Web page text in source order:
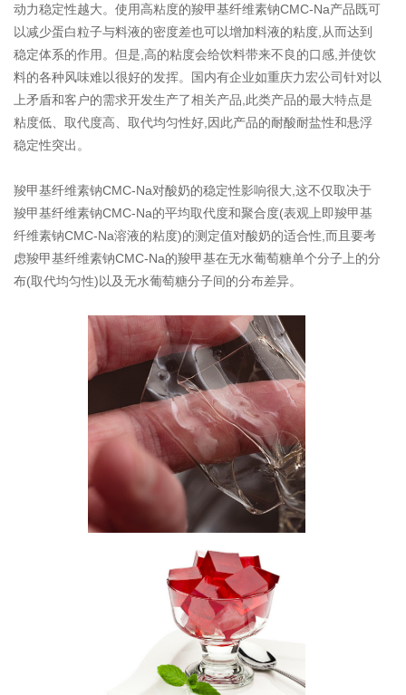
动力稳定性越大。使用高粘度的羧甲基纤维素钠CMC-Na产品既可
以减少蛋白粒子与料液的密度差也可以增加料液的粘度,从而达到
稳定体系的作用。但是,高的粘度会给饮料带来不良的口感,并使饮
料的各种风味难以很好的发挥。国内有企业如重庆力宏公司针对以
上矛盾和客户的需求开发生产了相关产品,此类产品的最大特点是
粘度低、取代度高、取代均匀性好,因此产品的耐酸耐盐性和悬浮
稳定性突出。
羧甲基纤维素钠CMC-Na对酸奶的稳定性影响很大,这不仅取决于
羧甲基纤维素钠CMC-Na的平均取代度和聚合度(表观上即羧甲基
纤维素钠CMC-Na溶液的粘度)的测定值对酸奶的适合性,而且要考
虑羧甲基纤维素钠CMC-Na的羧甲基在无水葡萄糖单个分子上的分
布(取代均匀性)以及无水葡萄糖分子间的分布差异。